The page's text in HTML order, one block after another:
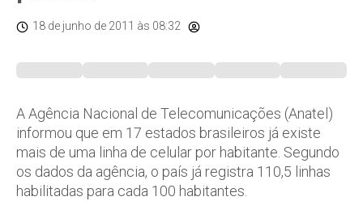
18 de junho de 2011 às 08:32
A Agência Nacional de Telecomunicações (Anatel)
informou que em 17 estados brasileiros já existe
mais de uma linha de celular por habitante. Segundo
os dados da agência, o país já registra 110,5 linhas
habilitadas para cada 100 habitantes.